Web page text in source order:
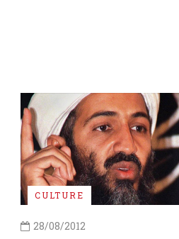
CULTURE
28/08/2012